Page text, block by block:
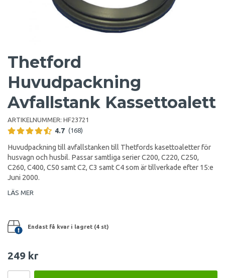
Thetford
Huvudpackning
Avfallstank Kassettoalett
ARTIKELNUMMER: HF23721
4.7 (168)
Huvudpackning till avfallstanken till Thetfords kasettoaletter för
husvagn och husbil. Passar samtliga serier C200, C220, C250,
C260, C400, C50 samt C2, C3 samt C4 som är tillverkade efter 15:e
Juni 2000.
LÄS MER
Endast få kvar i lagret (4 st)
249 kr